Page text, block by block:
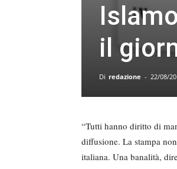
il
Di redazione - 22/08/
“Tutti hanno diritto di
diffusione. La stampa
italiana. Una banalità,